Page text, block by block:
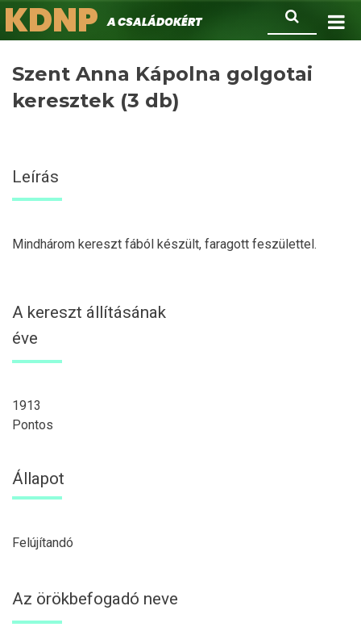
Ugrás
a
Keresés
KDNPA családokért.
Szent Anna Kápolna golgotai
keresztek (3 db)
Leírás
Mindhárom kereszt fából készült, faragott feszülettel.
A kereszt állításának
éve
1913
Pontos
Állapot
Felújítandó
Az örökbefogadó neve